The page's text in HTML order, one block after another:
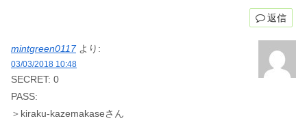
返信
mintgreen0117 より:
03/03/2018 10:48
SECRET: 0
PASS:
＞kiraku-kazemakaseさん